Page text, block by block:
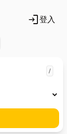
login登入
/